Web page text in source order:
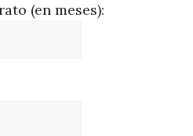
(en meses):